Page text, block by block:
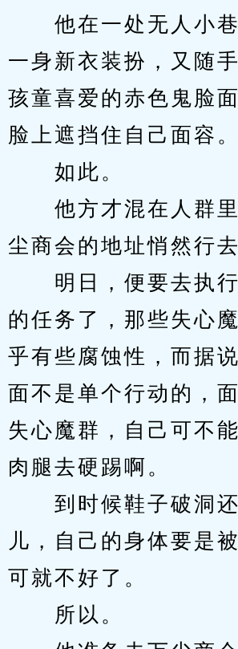
他在一处无人小巷
一身新衣装扮，又随
孩童喜爱的赤色鬼脸
脸上遮挡住自己面容。
如此。
他方才混在人群里
尘商会的地址悄然行去
明日，便要去执行
的任务了，那些失心
乎有些腐蚀性，而据
面不是单个行动的，
失心魔群，自己可不
肉腿去硬踢啊。
到时候鞋子破洞还
儿，自己的身体要是
可就不好了。
所以。